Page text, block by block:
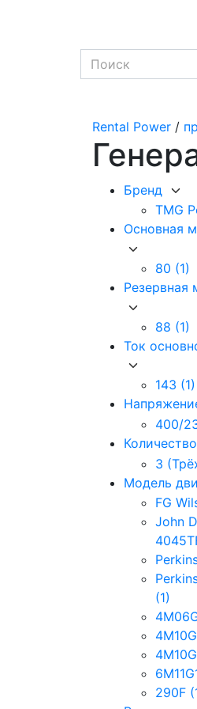
Rental Power /
Бренд
TMG
Основная
80 (1)
Резервная
88 (1)
Ток
143 (1)
400/
3
Модель
FG
John
(1)
290F